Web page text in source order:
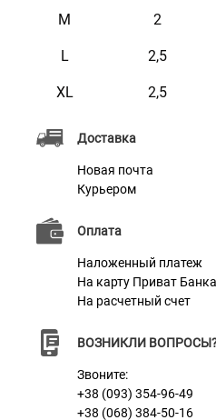
Доставка
Новая почта
Курьером
Оплата
Наложенный платеж
На карту Приват Банка
На расчетный счет
ВОЗНИКЛИ
Звоните:
+38 (093) 354-96-49
+38 (068) 384-50-16
наносится с помощью
приятный на ощупь, имеет
светоотражающих
Материал
Фурнитура
M 2
L 2,5
XL 2,5